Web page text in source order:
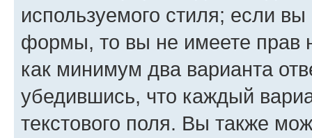
используемого стиля; если
формы, то вы не имеете прав
как минимум два варианта
убедившись, что каждый
текстового поля. Вы также